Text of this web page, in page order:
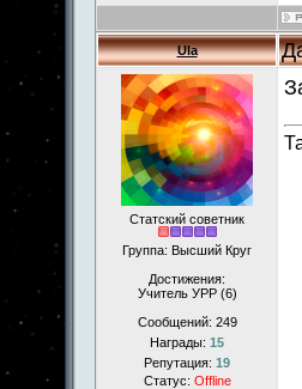
Ula
Статский советник
Группа: Высший Круг
Достижения:
Учитель УРР (6)
Сообщений: 249
Награды: 15
Репутация: 19
Статус: Offline